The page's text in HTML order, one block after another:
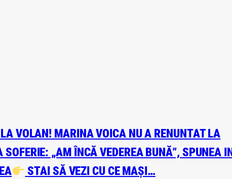
VOLAN! MARINA VOICA NU A RENUNTAT LA
„AM ÎNCĂ VEDEREA BUNĂ”, SPUNEA IN
STAI SĂ VEZI CU CE MAȘI…